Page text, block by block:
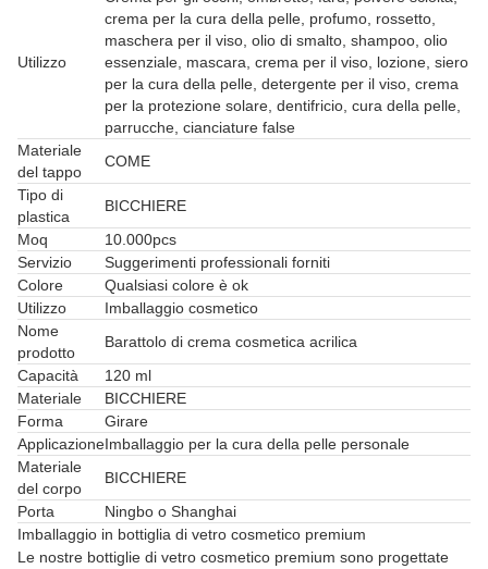
Utilizzo
crema per la cura della pelle, profumo, rossetto,
maschera per il viso, olio di smalto, shampoo, olio
essenziale, mascara, crema per il viso, lozione, siero
per la cura della pelle, detergente per il viso, crema
per la protezione solare, dentifricio, cura della pelle,
parrucche, cianciature false
Materiale
del tappo
COME
Tipo di
plastica
BICCHIERE
Moq
10.000pcs
Servizio
Suggerimenti professionali forniti
Colore
Qualsiasi colore è ok
Utilizzo
Imballaggio cosmetico
Nome
prodotto
Barattolo di crema cosmetica acrilica
Capacità
120 ml
Materiale
BICCHIERE
Forma
Girare
ApplicazioneImballaggio per la cura della pelle personale
Materiale
del corpo
BICCHIERE
Porta
Ningbo o Shanghai
Imballaggio in bottiglia di vetro cosmetico premium
Le nostre bottiglie di vetro cosmetico premium sono progettate